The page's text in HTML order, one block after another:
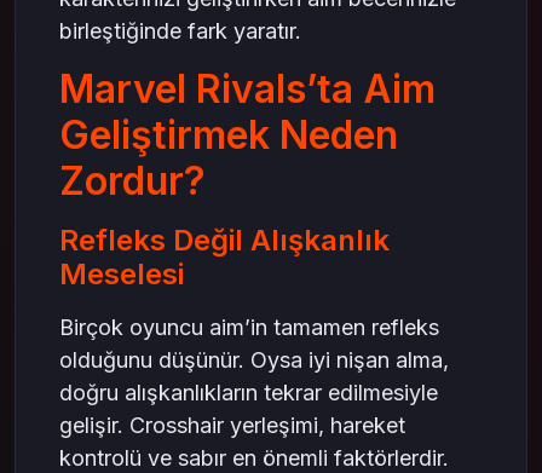
birleştiğinde fark yaratır.
Marvel Rivals’ta Aim
Geliştirmek Neden
Zordur?
Refleks Değil Alışkanlık
Meselesi
Birçok oyuncu aim’in tamamen refleks
olduğunu düşünür. Oysa iyi nişan alma,
doğru alışkanlıkların tekrar edilmesiyle
gelişir. Crosshair yerleşimi, hareket
kontrolü ve sabır en önemli faktörlerdir.